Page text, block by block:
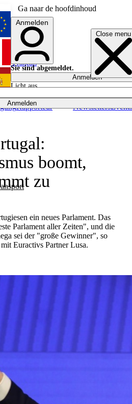
Ga naar de hoofdinhoud
Close menu
Anmelden
Rapporteur NewslettersEvents
English
Français
Anmelden
Sie sind abgemeldet.
Anmelden
Licht aus
boomt,
zu
ein neues Parlament. Das
Parlament aller Zeiten", und die
sei der "große Gewinner", so
Euractivs Partner Lusa.